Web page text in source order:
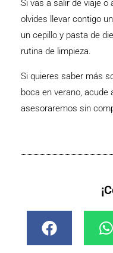
Si vas a salir de viaje o
olvides llevar contigo
un cepillo y pasta de
rutina de limpieza.
Si quieres saber más
boca en verano,
asesoraremos sin